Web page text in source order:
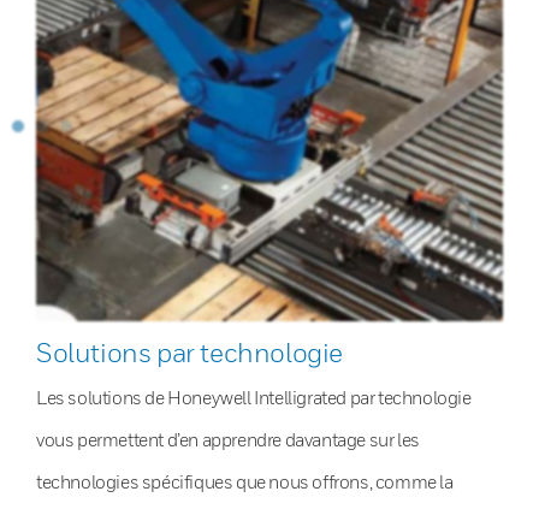
Solutions par technologie
Les solutions de Honeywell Intelligrated par technologie
vous permettent d’en apprendre davantage sur les
technologies spécifiques que nous offrons, comme la